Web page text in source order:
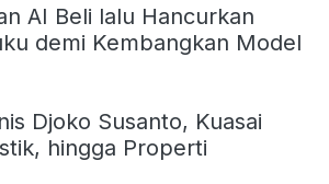
AI Beli lalu Hancurkan
demi Kembangkan Model
Djoko Susanto, Kuasai
hingga Properti